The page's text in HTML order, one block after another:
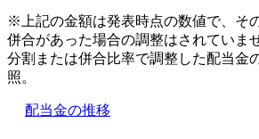
※上記の金額は発表時点の数値で、そ
併合があった場合の調整はされていま
分割または併合比率で調整した配当金
照。
配当金の推移